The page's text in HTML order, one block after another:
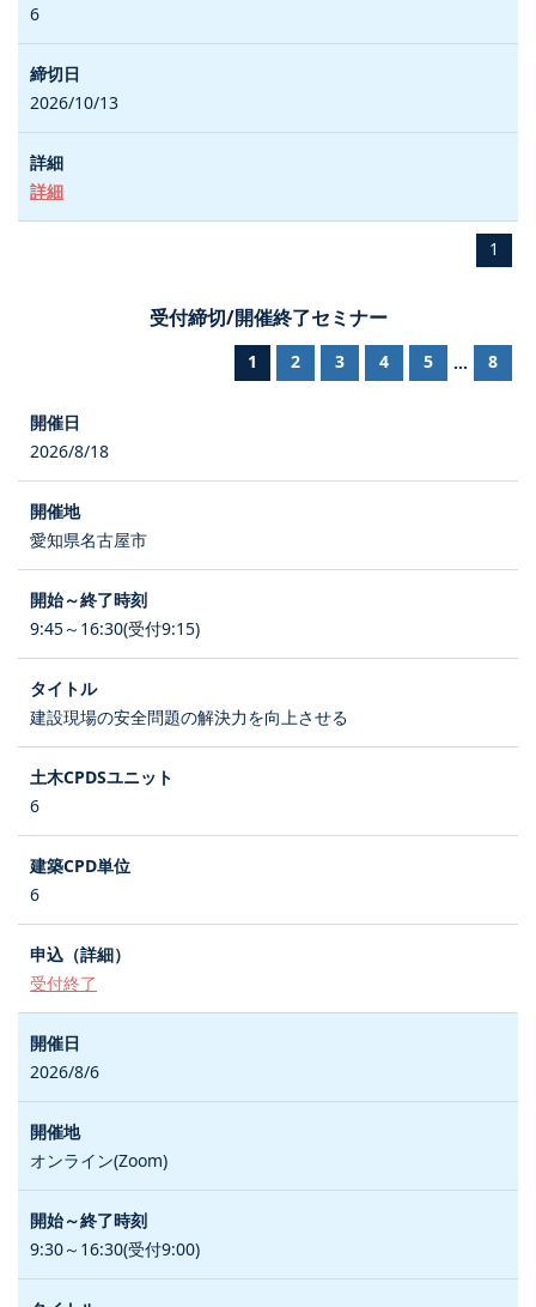
6
2026/10/13
詳細
1
受付締切/開催終了セミナー
1 2 3 4 5 ... 8
2026/8/18
愛知県名古屋市
9:45～16:30(受付9:15)
建設現場の安全問題の解決力を向上させる
6
6
受付終了
2026/8/6
オンライン(Zoom)
9:30～16:30(受付9:00)